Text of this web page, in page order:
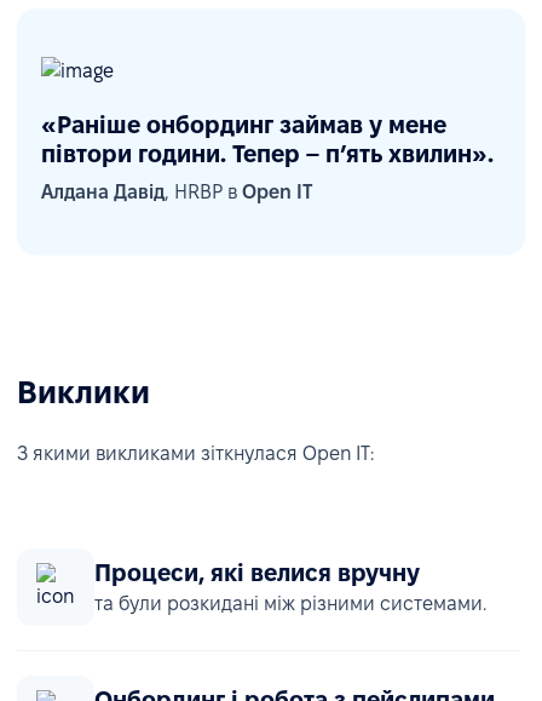
«Раніше онбординг займав у мене
півтори години. Тепер – п’ять хвилин».
Алдана Давід, HRBP в Open IT
Виклики
З якими викликами зіткнулася Open IT:
Процеси, які велися вручну
та були розкидані між різними системами.